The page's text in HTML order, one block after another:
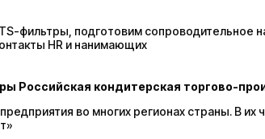
фильтры, подготовим сопроводительное
HR и нанимающих
Российская кондитерская торгово-
во многих регионах страны. В